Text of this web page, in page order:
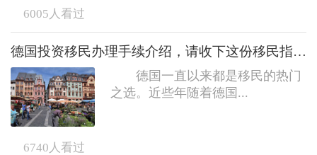
6005 人看过
德国投资移民办理手续介绍，请收下这份移民指南！
德国一直以来都是移民的热门
之选。近些年随着德国...
6740 人看过